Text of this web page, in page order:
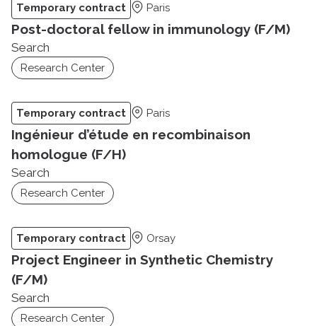
Temporary contract Paris
Post-doctoral fellow in immunology (F/M)
Search
Research Center
Temporary contract Paris
Ingénieur d’étude en recombinaison
homologue (F/H)
Search
Research Center
Temporary contract Orsay
Project Engineer in Synthetic Chemistry
(F/M)
Search
Research Center